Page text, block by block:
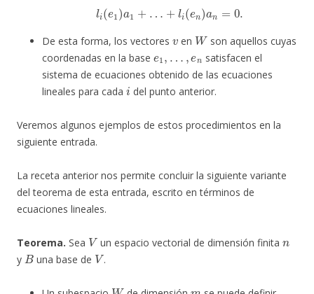
li e1 a + i(en an 0.
De esta forma, los vectores en
son aquellos cuyas
coordenadas en la base
e1, … ,en
satisfacen el
sistema de ecuaciones obtenido de las ecuaciones
lineales para cada
i
del punto anterior.
Veremos algunos ejemplos de estos procedimientos en la
siguiente entrada.
La receta anterior nos permite concluir la siguiente variante
del teorema de esta entrada, escrito en términos de
ecuaciones lineales.
Teorema. Sea un espacio vectorial de dimensión finita
y
B
una base de
V
.